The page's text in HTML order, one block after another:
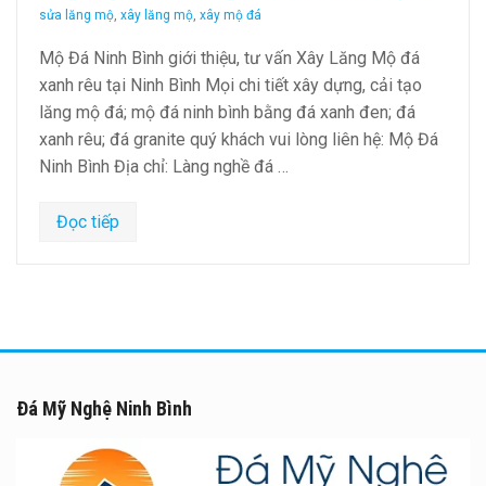
sửa lăng mộ, xây lăng mộ, xây mộ đá
Mộ Đá Ninh Bình giới thiệu, tư vấn Xây Lăng Mộ đá
xanh rêu tại Ninh Bình Mọi chi tiết xây dựng, cải tạo
lăng mộ đá; mộ đá ninh bình bằng đá xanh đen; đá
xanh rêu; đá granite quý khách vui lòng liên hệ: Mộ Đá
Ninh Bình Địa chỉ: Làng nghề đá …
Đọc tiếp
Đá Mỹ Nghệ Ninh Bình